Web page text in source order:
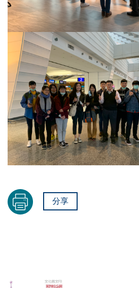
分享